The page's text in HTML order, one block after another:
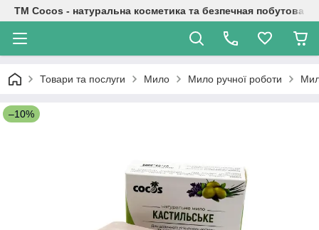
TM Cocos - натуральна косметика та безпечная побутова
Товари та послуги Мило Мило ручної роботи
–10%